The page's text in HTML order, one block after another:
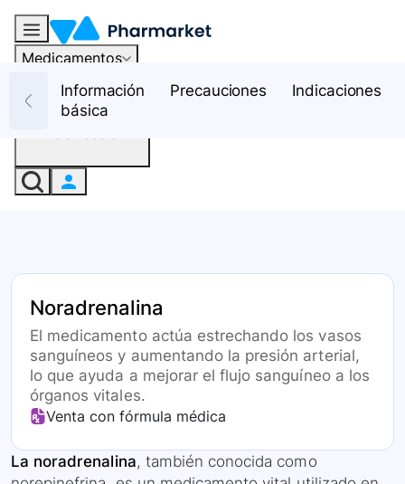
Medicamentos
RecursosInformación
básica
Precauciones Indicaciones
Noradrenalina
El medicamento actúa estrechando los vasos
sanguíneos y aumentando la presión arterial,
lo que ayuda a mejorar el flujo sanguíneo a los
órganos vitales.
Venta con fórmula médica
La noradrenalina, también conocida como